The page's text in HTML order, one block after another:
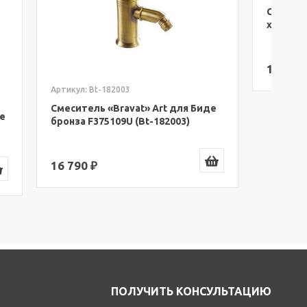
Смеситель «Bravat» Art для Биде
хром F375109C (Bt-177416)
ПОЛУЧИТЬ КОНСУЛЬТАЦИЮ